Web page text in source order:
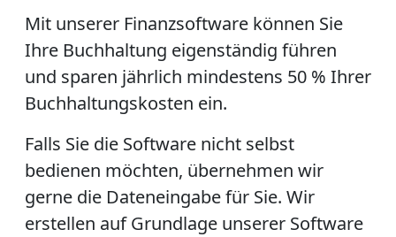
Mit unserer Finanzsoftware können Sie
Ihre Buchhaltung eigenständig führen
und sparen jährlich mindestens 50 % Ihrer
Buchhaltungskosten ein.
Falls Sie die Software nicht selbst
bedienen möchten, übernehmen wir
gerne die Dateneingabe für Sie. Wir
erstellen auf Grundlage unserer Software